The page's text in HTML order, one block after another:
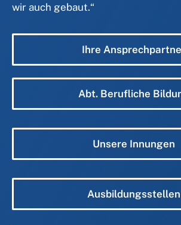
wir auch gebaut.“
Ihre
Abt. Berufliche
Unsere Innungen
Ausbildungsstellen